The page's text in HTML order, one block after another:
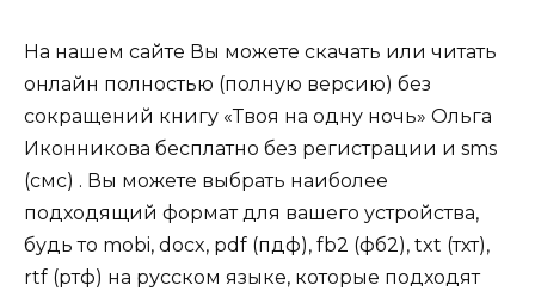
На нашем сайте Вы можете скачать или читать
онлайн полностью (полную версию) без
сокращений книгу «Твоя на одну ночь» Ольга
Иконникова бесплатно без регистрации и sms
(смс) . Вы можете выбрать наиболее
подходящий формат для вашего устройства,
будь то mobi, docx, pdf (пдф), fb2 (фб2), txt (тхт),
rtf (ртф) на русском языке, которые подходят